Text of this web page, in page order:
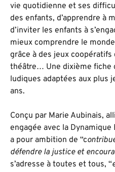
vie quotidienne et ses
des enfants, d’apprendre à
d’inviter les enfants à
mieux comprendre le
grâce à des jeux coopératifs
théâtre… Une dixième fiche
ludiques adaptées aux plus
ans.
Conçu par Marie Aubinais,
engagée avec la
a pour ambition de “c
défendre la justice et
s’adresse à toutes et tous, “